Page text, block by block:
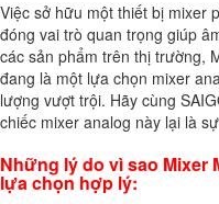
Việc sở hữu một thiết bị mixer
đóng vai trò quan trọng giúp
các sản phẩm trên thị trường,
đang là một lựa chọn mixer
lượng vượt trội. Hãy cùng
chiếc mixer analog này lại là
Những lý do vì sao Mixer
lựa chọn hợp lý: